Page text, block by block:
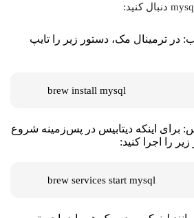
در ترمینال مک، دستور زیر را تایپ
brew install mysql
برای اینکه دیتابیس در پس‌زمینه شروع
را اجرا کنید:
brew services start mysql